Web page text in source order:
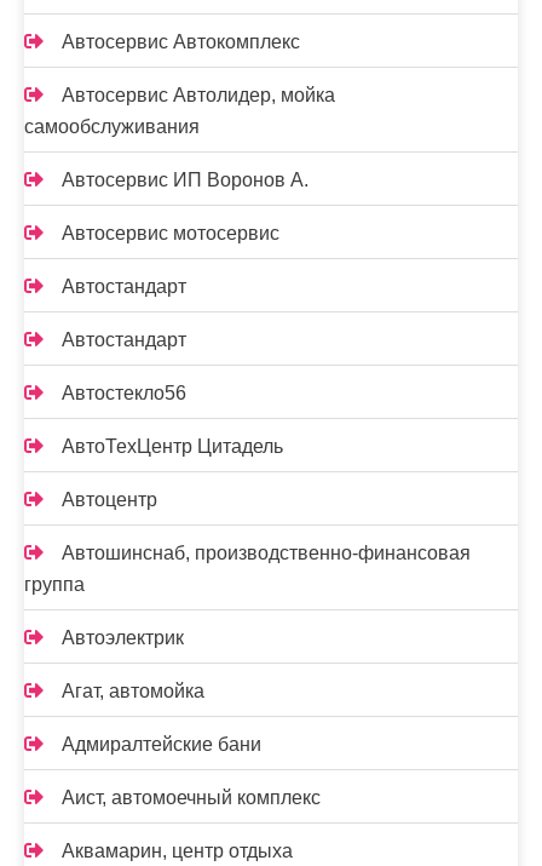
Автосервис Автокомплекс
Автосервис Автолидер, мойка
самообслуживания
Автосервис ИП Воронов А.
Автосервис мотосервис
Автостандарт
Автостандарт
Автостекло56
АвтоТехЦентр Цитадель
Автоцентр
Автошинснаб, производственно-финансовая
группа
Автоэлектрик
Агат, автомойка
Адмиралтейские бани
Аист, автомоечный комплекс
Аквамарин, центр отдыха